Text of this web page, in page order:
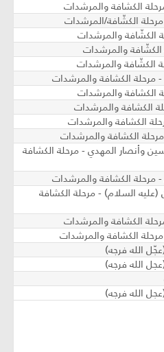
الحسين وأنصار المهدي - مرحلة الكشافة
(عليه السلام) - مرحلة الكشافة
الله فرجه)
الله فرجه)
الله فرجه)